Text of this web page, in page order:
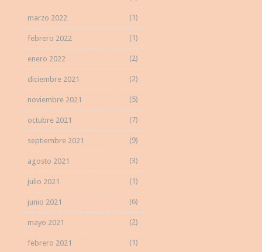
marzo 2022 (1)
febrero 2022 (1)
enero 2022 (2)
diciembre 2021 (2)
noviembre 2021 (5)
octubre 2021 (7)
septiembre 2021 (9)
agosto 2021 (3)
julio 2021 (1)
junio 2021 (6)
mayo 2021 (2)
febrero 2021 (1)